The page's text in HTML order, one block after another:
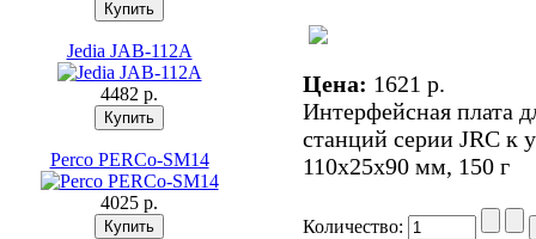
Jedia JAB-112A
4482 p.
Perco PERCo-SM14
4025 p.
Цена: 1621 p.
Интерфейсная плата
станций серии JRC к
110х25х90 мм, 150 г
Количество: